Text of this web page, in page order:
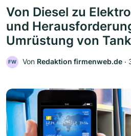
Von Diesel zu
und
Umrüstung von
FW Von Redaktion firmenweb.de ‧